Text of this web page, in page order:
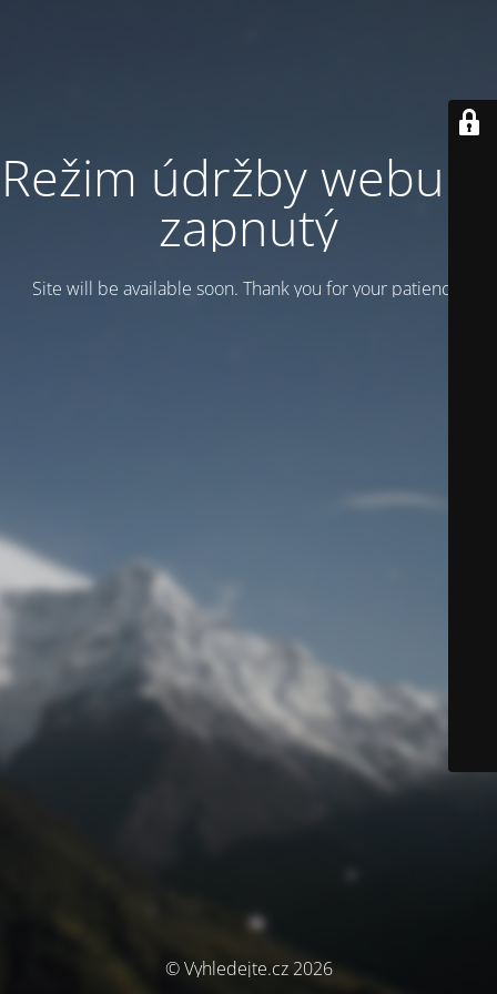
Režim údržby webu je
zapnutý
Site will be available soon. Thank you for your patience!
© Vyhledejte.cz 2026